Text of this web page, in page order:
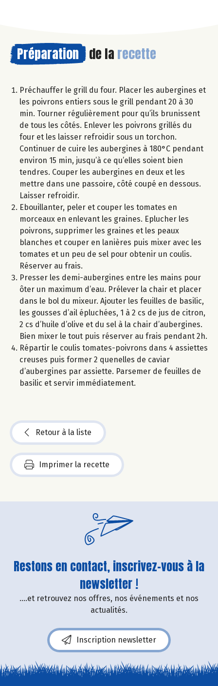
Préparation de la recette
Préchauffer le grill du four. Placer les aubergines et
les poivrons entiers sous le grill pendant 20 à 30
min. Tourner régulièrement pour qu’ils brunissent
de tous les côtés. Enlever les poivrons grillés du
four et les laisser refroidir sous un torchon.
Continuer de cuire les aubergines à 180°C pendant
environ 15 min, jusqu’à ce qu’elles soient bien
tendres. Couper les aubergines en deux et les
mettre dans une passoire, côté coupé en dessous.
Laisser refroidir.
Ebouillanter, peler et couper les tomates en
morceaux en enlevant les graines. Eplucher les
poivrons, supprimer les graines et les peaux
blanches et couper en lanières puis mixer avec les
tomates et un peu de sel pour obtenir un coulis.
Réserver au frais.
Presser les demi-aubergines entre les mains pour
ôter un maximum d’eau. Prélever la chair et placer
dans le bol du mixeur. Ajouter les feuilles de basilic,
les gousses d’ail épluchées, 1 à 2 cs de jus de citron,
2 cs d’huile d’olive et du sel à la chair d’aubergines.
Bien mixer le tout puis réserver au frais pendant 2h.
Répartir le coulis tomates-poivrons dans 4 assiettes
creuses puis former 2 quenelles de caviar
d’aubergines par assiette. Parsemer de feuilles de
basilic et servir immédiatement.
Retour à la liste
Imprimer la recette
Restons en contact, inscrivez-vous à la
newsletter !
....et retrouvez nos offres, nos événements et nos
actualités.
Inscription newsletter